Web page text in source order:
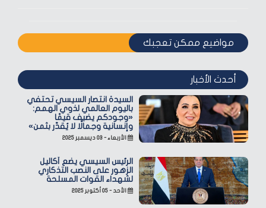
مواضيع ممكن تعجبك
أحدث الأخبار
السيدة انتصار السيسي تحتفي
باليوم العالمي لذوي الهمم:
«وجودكم يضيف قيمًا
وإنسانية وجمالًا لا يُقدّر بثمن»
الأربعاء - ٠٣ ديسمبر ٢٠٢٥
الرئيس السيسي يضع أكاليل
الزهور على النصب التذكاري
لشهداء القوات المسلحة
الأحد - ٠٥ أكتوبر ٢٠٢٥